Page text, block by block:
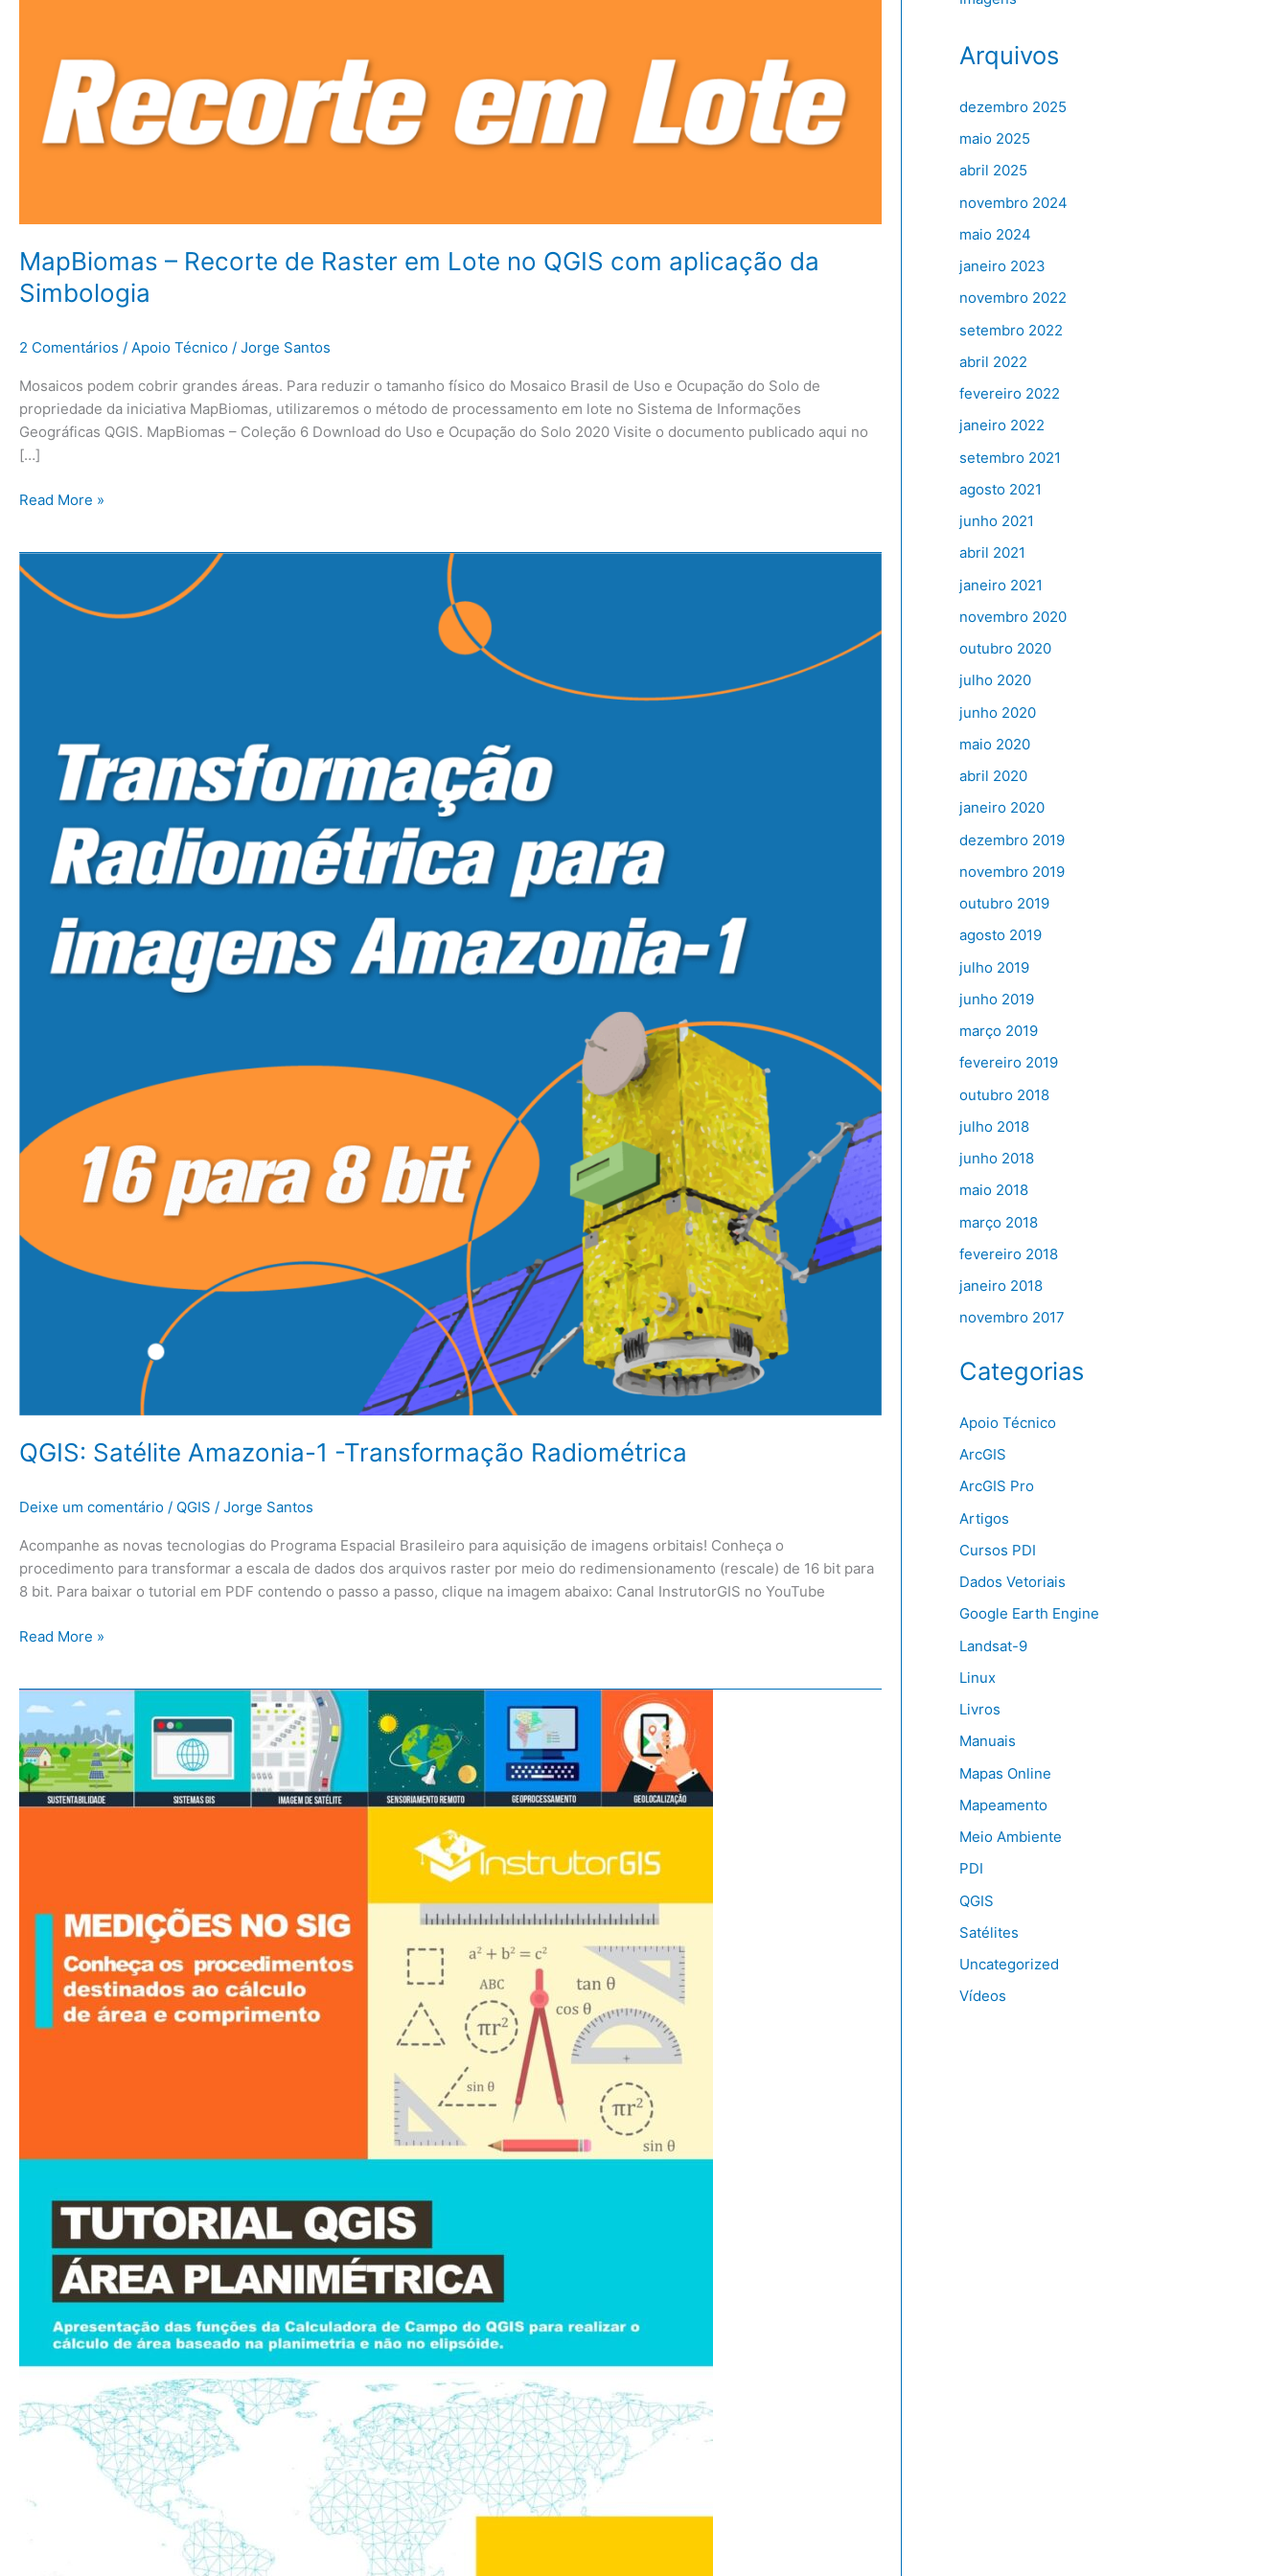
MapBiomas – Recorte de Raster em Lote no QGIS com aplicação da
Simbologia
2 Comentários / Apoio Técnico / Jorge Santos
Mosaicos podem cobrir grandes áreas. Para reduzir o tamanho físico do Mosaico Brasil de Uso e Ocupação do Solo de
propriedade da iniciativa MapBiomas, utilizaremos o método de processamento em lote no Sistema de Informações
Geográficas QGIS. MapBiomas – Coleção 6 Download do Uso e Ocupação do Solo 2020 Visite o documento publicado aqui no
[…]
Read More »
QGIS: Satélite Amazonia-1 -Transformação Radiométrica
Deixe um comentário / QGIS / Jorge Santos
Acompanhe as novas tecnologias do Programa Espacial Brasileiro para aquisição de imagens orbitais! Conheça o
procedimento para transformar a escala de dados dos arquivos raster por meio do redimensionamento (rescale) de 16 bit para
8 bit. Para baixar o tutorial em PDF contendo o passo a passo, clique na imagem abaixo: Canal InstrutorGIS no YouTube
QGIS:
Satélite
Amazonia-
Read More »
Planimétrico
da
Área
Geográfica
Arquivos
dezembro 2025
maio 2025
abril 2025
novembro 2024
maio 2024
janeiro 2023
novembro 2022
setembro 2022
abril 2022
fevereiro 2022
janeiro 2022
setembro 2021
agosto 2021
junho 2021
abril 2021
janeiro 2021
novembro 2020
outubro 2020
julho 2020
junho 2020
maio 2020
abril 2020
janeiro 2020
dezembro 2019
novembro 2019
outubro 2019
agosto 2019
julho 2019
junho 2019
março 2019
fevereiro 2019
outubro 2018
julho 2018
junho 2018
maio 2018
março 2018
fevereiro 2018
janeiro 2018
novembro 2017
Categorias
Apoio Técnico
ArcGIS
ArcGIS Pro
Artigos
Cursos PDI
Dados Vetoriais
Google Earth Engine
Landsat-9
Linux
Livros
Manuais
Mapas Online
Mapeamento
Meio Ambiente
PDI
QGIS
Satélites
Uncategorized
Vídeos